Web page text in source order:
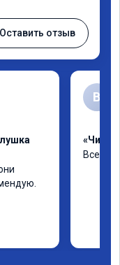
Оставить отзыв
В
«Чип
Все